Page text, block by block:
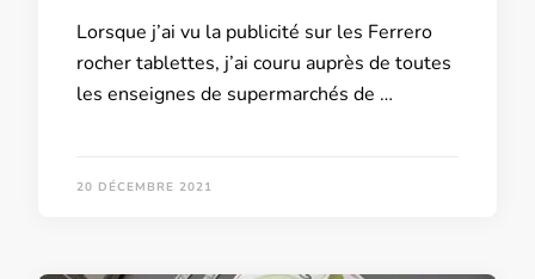
Lorsque j’ai vu la publicité sur les Ferrero
rocher tablettes, j’ai couru auprès de toutes
les enseignes de supermarchés de …
20 DÉCEMBRE 2021